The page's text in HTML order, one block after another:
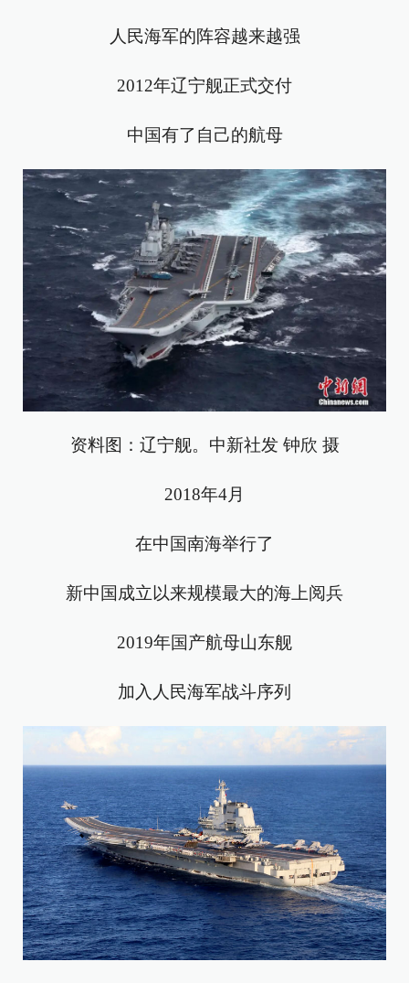
人民海军的阵容越来越强
2012年辽宁舰正式交付
中国有了自己的航母
资料图：辽宁舰。中新社发 钟欣 摄
2018年4月
在中国南海举行了
新中国成立以来规模最大的海上阅兵
2019年国产航母山东舰
加入人民海军战斗序列